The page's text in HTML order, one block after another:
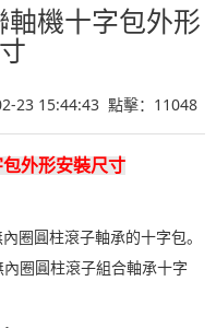
機十字包外形
23 15:44:43 點擊： 11048
外形安裝尺寸
圈圓柱滾子軸承的十字包。
內圈圓柱滾子組合軸承十字